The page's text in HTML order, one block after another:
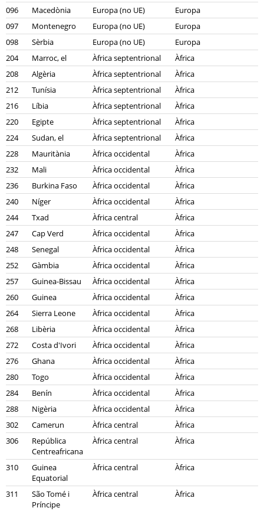
096
Macedònia Europa (no UE)
Europa
097
Montenegro Europa (no UE)
Europa
098
Sèrbia Europa (no UE)
Europa
204
Marroc, el Àfrica septentrional
Àfrica
208
Algèria Àfrica septentrional
Àfrica
212
Tunísia Àfrica septentrional
Àfrica
216
Líbia Àfrica septentrional
Àfrica
220
Egipte Àfrica septentrional
Àfrica
224
Sudan, el Àfrica septentrional
Àfrica
228
Mauritània Àfrica occidental
Àfrica
232
Mali Àfrica occidental
Àfrica
236
Burkina Faso Àfrica occidental
Àfrica
240
Níger Àfrica occidental
Àfrica
244
Txad Àfrica central
Àfrica
247
Cap Verd Àfrica occidental
Àfrica
248
Senegal Àfrica occidental
Àfrica
252
Gàmbia Àfrica occidental
Àfrica
257
Guinea-Bissau Àfrica occidental
Àfrica
260
Guinea Àfrica occidental
Àfrica
264
Sierra Leone Àfrica occidental
Àfrica
268
Libèria Àfrica occidental
Àfrica
272
Costa d'Ivori Àfrica occidental
Àfrica
276
Ghana Àfrica occidental
Àfrica
280
Togo Àfrica occidental
Àfrica
284
Benín Àfrica occidental
Àfrica
288
Nigèria Àfrica occidental
Àfrica
302
Camerun Àfrica central
Àfrica
306
República
Centreafricana
Àfrica central Àfrica
310
Guinea
Equatorial
Àfrica central Àfrica
311
São Tomé i
Príncipe
Àfrica central Àfrica